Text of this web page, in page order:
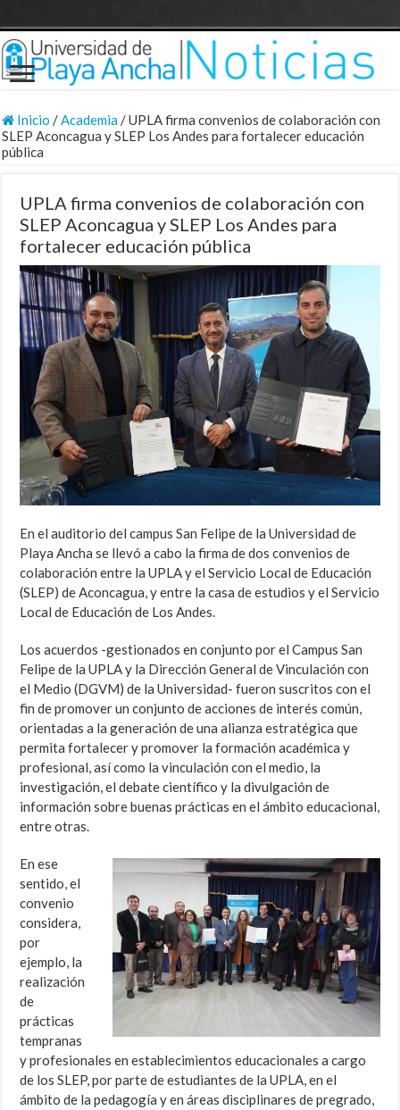
Inicio /Academia/UPLA firma convenios de colaboración con
SLEP Aconcagua y SLEP Los Andes para fortalecer educación
pública
UPLA firma convenios de colaboración con
SLEP Aconcagua y SLEP Los Andes para
fortalecer educación pública
En el auditorio del campus San Felipe de la Universidad de
Playa Ancha se llevó a cabo la firma de dos convenios de
colaboración entre la UPLA y el Servicio Local de Educación
(SLEP) de Aconcagua, y entre la casa de estudios y el Servicio
Local de Educación de Los Andes.
Los acuerdos -gestionados en conjunto por el Campus San
Felipe de la UPLA y la Dirección General de Vinculación con
el Medio (DGVM) de la Universidad- fueron suscritos con el
fin de promover un conjunto de acciones de interés común,
orientadas a la generación de una alianza estratégica que
permita fortalecer y promover la formación académica y
profesional, así como la vinculación con el medio, la
investigación, el debate científico y la divulgación de
información sobre buenas prácticas en el ámbito educacional,
entre otras.
En ese
sentido, el
convenio
considera,
por
ejemplo, la
realización
de
prácticas
tempranas
y profesionales en establecimientos educacionales a cargo
de los SLEP, por parte de estudiantes de la UPLA, en el
ámbito de la pedagogía y en áreas disciplinares de pregrado,